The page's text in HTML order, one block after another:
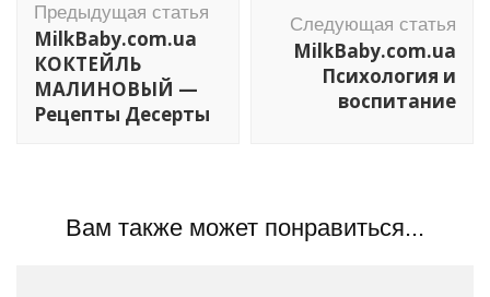
по
записям
Предыдущая статья
MilkBaby.com.ua
КОКТЕЙЛЬ
МАЛИНОВЫЙ —
Рецепты Десерты
Следующая статья
MilkBaby.com.ua
Психология и
воспитание
Вам также может понравиться...